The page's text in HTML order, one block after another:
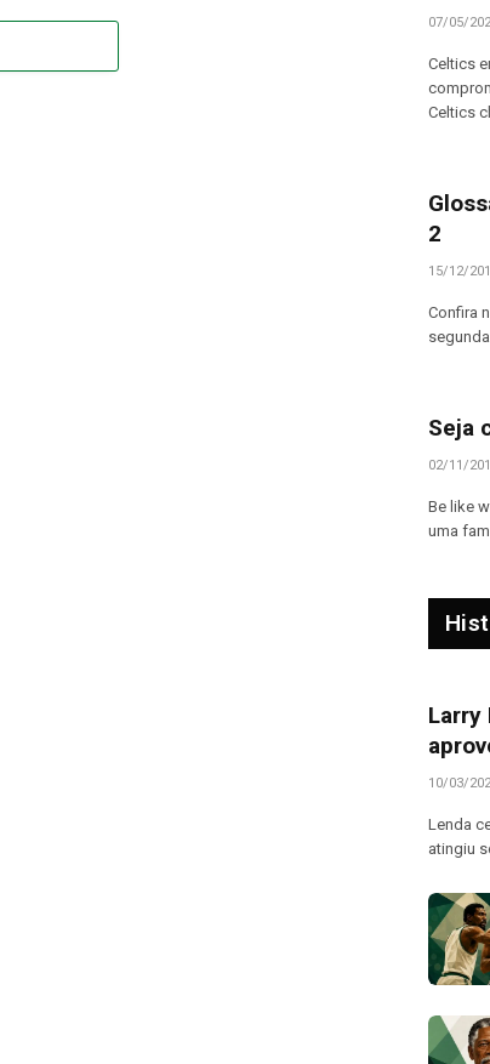
07/05/
Celtics
Celtics
2
15/12/
Confira
Seja
02/11/
Be like
uma
Larry
10/03/
Lenda
atingiu